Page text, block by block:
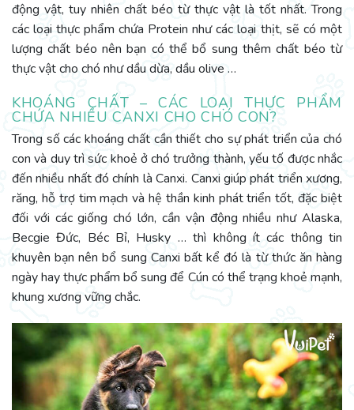
động vật, tuy nhiên chất béo từ thực vật là tốt nhất. Trong
các loại thực phẩm chứa Protein như các loại thịt, sẽ có một
lượng chất béo nên bạn có thể bổ sung thêm chất béo từ
thực vật cho chó như dầu dừa, dầu olive …
KHOÁNG CHẤT – CÁC LOẠI THỰC PHẨM
CHỨA NHIỀU CANXI CHO CHÓ CON?
Trong số các khoáng chất cần thiết cho sự phát triển của chó
con và duy trì sức khoẻ ở chó trưởng thành, yếu tố được nhắc
đến nhiều nhất đó chính là Canxi. Canxi giúp phát triển xương,
răng, hỗ trợ tim mạch và hệ thần kinh phát triển tốt, đặc biệt
đối với các giống chó lớn, cần vận động nhiều như Alaska,
Becgie Đức, Béc Bỉ, Husky … thì không ít các thông tin
khuyên bạn nên bổ sung Canxi bất kể đó là từ thức ăn hàng
ngày hay thực phẩm bổ sung để Cún có thể trạng khoẻ mạnh,
khung xương vững chắc.